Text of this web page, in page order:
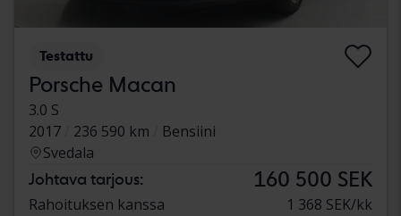
Testattu
Porsche Macan
3.0 S
2017
236 590 km
Bensiini
Svedala
Johtava tarjous: 160 500 SEK
Rahoituksen kanssa 1 368 SEK/kk